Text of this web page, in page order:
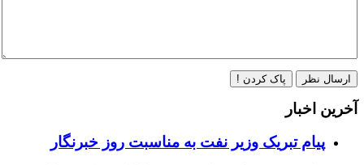
ارسال نظر پاک کردن !
آخرین اخبار
پیام تبریک وزیر نفت به مناسبت روز خبرنگار